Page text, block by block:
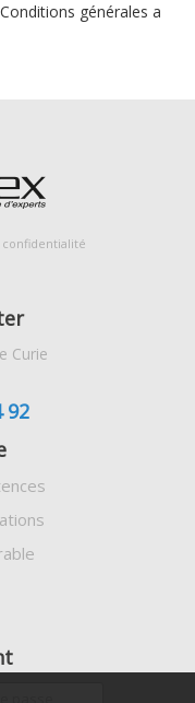
générales a
Curie
92